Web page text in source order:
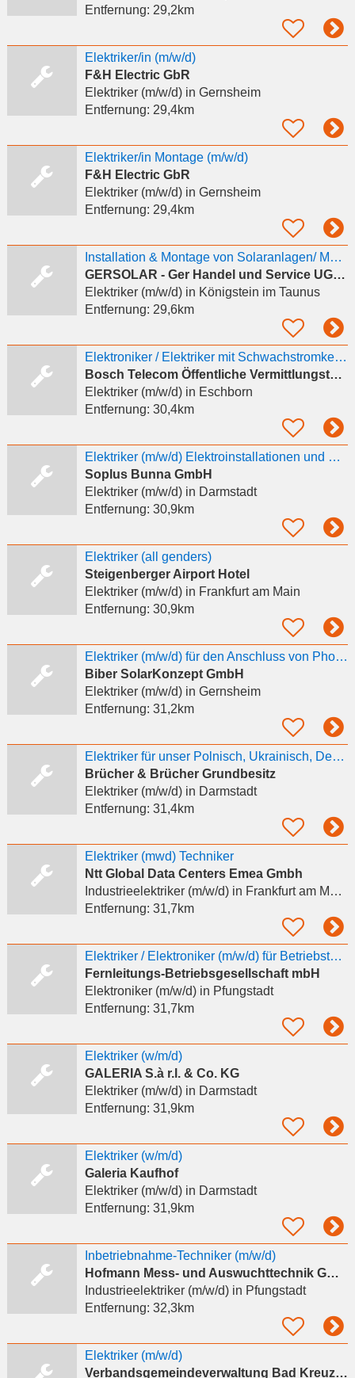
Entfernung: 29,2km
Elektriker/in (m/w/d)
F&H Electric GbR
Elektriker (m/w/d)in Gernsheim
Entfernung: 29,4km
Elektriker/in Montage (m/w/d)
F&H Electric GbR
Elektriker (m/w/d)in Gernsheim
Entfernung: 29,4km
Installation & Montage von Solaranlagen/ Montageteam- Elektriker
GERSOLAR - Ger Handel und Service UG & Co KG
Elektriker (m/w/d)in Königstein im Taunus
Entfernung: 29,6km
Elektroniker / Elektriker mit Schwachstromkenntnissen - Gebiet Worms/Bensheim/Riedstadt
Bosch Telecom Öffentliche Vermittlungstechnik GmbH
Elektriker (m/w/d)in Eschborn
Entfernung: 30,4km
Elektriker (m/w/d) Elektroinstallationen und Photovoltaik
Soplus Bunna GmbH
Elektriker (m/w/d)in Darmstadt
Entfernung: 30,9km
Elektriker (all genders)
Steigenberger Airport Hotel
Elektriker (m/w/d)in Frankfurt am Main
Entfernung: 30,9km
Elektriker (m/w/d) für den Anschluss von Photovoltaikanlagen
Biber SolarKonzept GmbH
Elektriker (m/w/d)in Gernsheim
Entfernung: 31,2km
Elektriker für unser Polnisch, Ukrainisch, Deutsches Ausbauteam gesucht (m/w/d)
Brücher & Brücher Grundbesitz
Elektriker (m/w/d)in Darmstadt
Entfernung: 31,4km
Elektriker (mwd) Techniker
Ntt Global Data Centers Emea Gmbh
Industrieelektriker (m/w/d)in Frankfurt am Main, Rödelheim
Entfernung: 31,7km
Elektriker / Elektroniker (m/w/d) für Betriebstechnik
Fernleitungs-Betriebsgesellschaft mbH
Elektroniker (m/w/d)in Pfungstadt
Entfernung: 31,7km
Elektriker (w/m/d)
GALERIA S.à r.l. & Co. KG
Elektriker (m/w/d)in Darmstadt
Entfernung: 31,9km
Elektriker (w/m/d)
Galeria Kaufhof
Elektriker (m/w/d)in Darmstadt
Entfernung: 31,9km
Inbetriebnahme-Techniker (m/w/d)
Hofmann Mess- und Auswuchttechnik GmbH & Co.KG
Industrieelektriker (m/w/d)in Pfungstadt
Entfernung: 32,3km
Elektriker (m/w/d)
Verbandsgemeindeverwaltung Bad Kreuznach